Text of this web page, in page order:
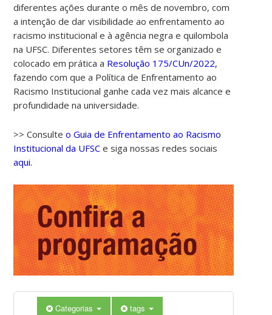
diferentes ações durante o mês de novembro, com
a intenção de dar visibilidade ao enfrentamento ao
racismo institucional e à agência negra e quilombola
na UFSC. Diferentes setores têm se organizado e
colocado em prática a Resolução 175/CUn/2022,
fazendo com que a Política de Enfrentamento ao
Racismo Institucional ganhe cada vez mais alcance e
profundidade na universidade.
>> Consulteo Guia de Enfrentamento ao Racismo
Institucional da UFSC e siga nossas redes sociais
aqui.
Categorias tags
00:00
02:00
03:00
04:00
05:00